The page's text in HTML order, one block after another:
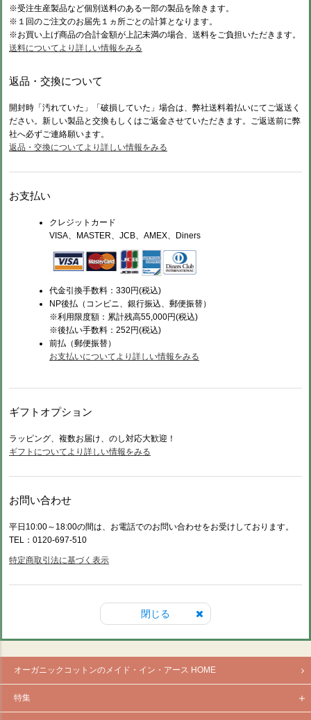
※受注生産製品など個別送料のある一部の製品を除きます。
※１回のご注文のお届先１ヵ所ごとの計算となります。
※お買い上げ商品の合計金額が上記未満の場合、送料をご負担いただきます。
送料についてより詳しい情報をみる
返品・交換について
開封時「汚れていた」「破損していた」場合は、弊社送料着払いにてご返送く
ださい。新しい製品と交換もしくはご返金させていただきます。ご返送前に弊
社へ必ずご連絡願います。
返品・交換についてより詳しい情報をみる
お支払い
クレジットカード
VISA、MASTER、JCB、AMEX、Diners
代金引換手数料：330円(税込)
NP後払（コンビニ、銀行振込、郵便振替）
※利用限度額：累計残高55,000円(税込)
※後払い手数料：252円(税込)
前払（郵便振替）
お支払いについてより詳しい情報をみる
ギフトオプション
ラッピング、複数お届け、のし対応大歓迎！
ギフトについてより詳しい情報をみる
お問い合わせ
平日10:00～18:00の間は、お電話でのお問い合わせをお受けしております。
TEL：0120-697-510
特定商取引法に基づく表示
閉じる
オーガニックコットンのメイド・イン・アース HOME
特集